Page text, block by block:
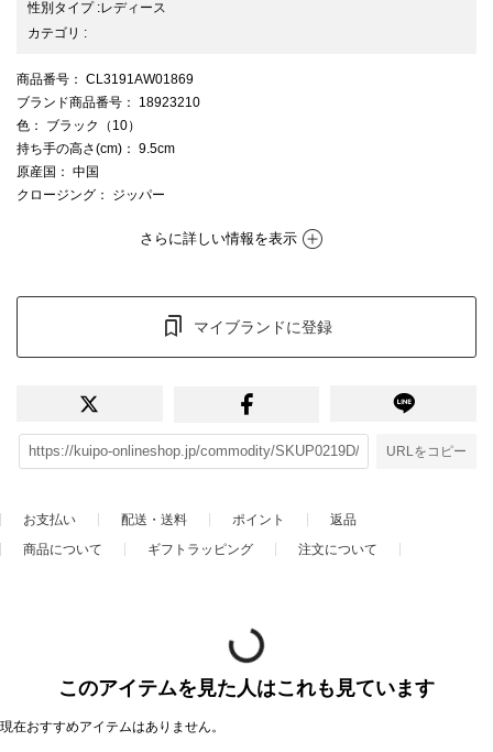
性別タイプ:レディース
カテゴリ :
商品番号 ： CL3191AW01869
ブランド商品番号 ： 18923210
色 ： ブラック（10）
持ち手の高さ(cm) ： 9.5cm
原産国 ： 中国
クロージング ： ジッパー
さらに詳しい情報を表示
マイブランドに登録
URLをコピー
お支払い 配送・送料 ポイント
返品
商品について
ギフトラッピング 注文について
このアイテムを見た人はこれも見ています
現在おすすめアイテムはありません。